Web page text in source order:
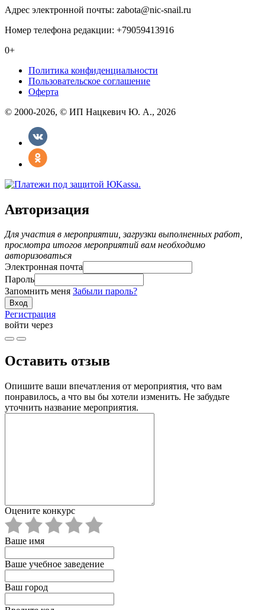
Адрес электронной почты: zabota@nic-snail.ru
Номер телефона редакции: +79059413916
0+
Политика конфиденциальности
Пользовательское соглашение
Оферта
© 2000-2026, © ИП Нацкевич Ю. А., 2026
Авторизация
Для участия в мероприятии, загрузки выполненных работ,
просмотра итогов мероприятий вам необходимо
авторизоваться
Электронная почта
Пароль
Запомнить меня Забыли пароль?
Регистрация
войти через
Оставить отзыв
Опишите ваши впечатления от мероприятия, что вам
понравилось, а что вы бы хотели изменить. Не забудьте
уточнить название мероприятия.
Оцените конкурс
Ваше имя
Ваше учебное заведение
Ваш город